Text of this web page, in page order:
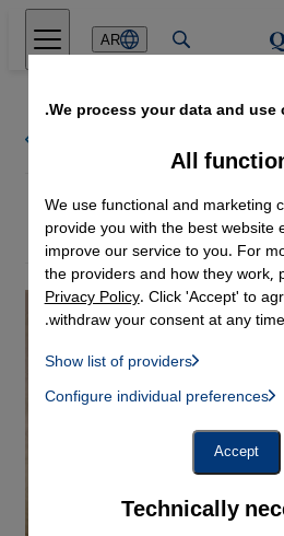
AR
We process your data and use
Technically
All
We use functional and marketing
provide you with the best website
improve our service to you. For
the providers and how they work,
Privacy Policy. Click 'Accept' to
withdraw your consent at any time.
Show list of providers
Instagram Embed, Twitter
Facebook Embed /
Configure individual preferences
Accept